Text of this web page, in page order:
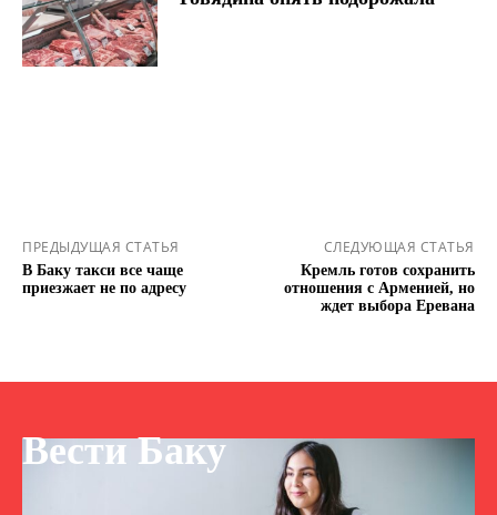
ПРЕДЫДУЩАЯ СТАТЬЯ
В Баку такси все чаще
приезжает не по адресу
СЛЕДУЮЩАЯ СТАТЬЯ
Кремль готов сохранить
отношения с Арменией, но
ждет выбора Еревана
Вести Баку